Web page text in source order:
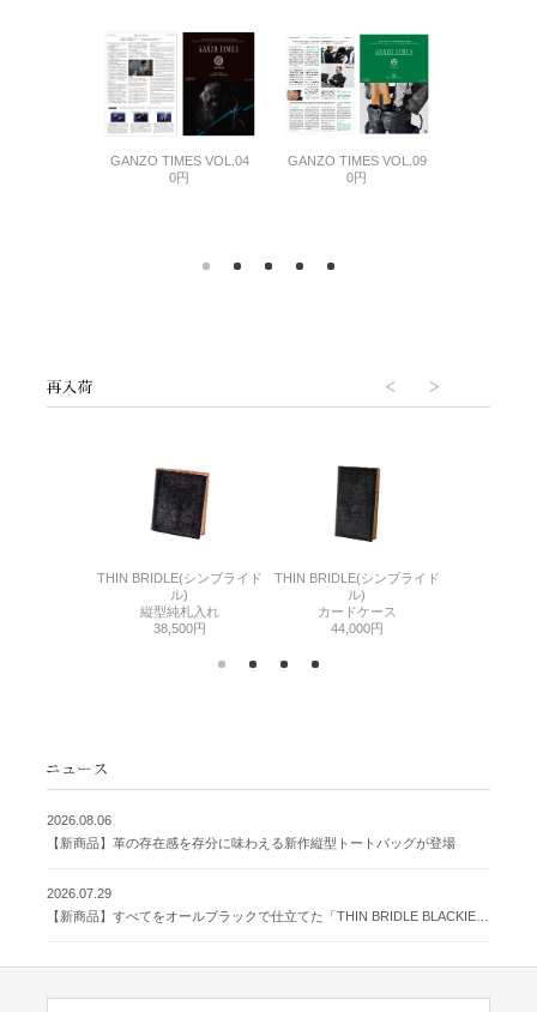
GANZO TIMES VOL.04
0円
GANZO TIMES VOL.09
0円
THIN BRIDLE(シンブライド
ル)
縦型純札入れ
38,500円
THIN BRIDLE(シンブライド
ル)
カードケース
44,000円
2026.08.06
【新商品】革の存在感を存分に味わえる新作縦型トートバッグが登場
2026.07.29